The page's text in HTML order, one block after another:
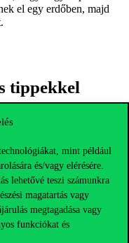
mint például
és/vagy elérésére.
lehetővé teszi számunkra
magatartás vagy
megtagadása vagy
funkciókat és
el egy erdőben, majd
tippekkel
megszokásról
és ismeretlen helyre
a napi rutin, és
van.